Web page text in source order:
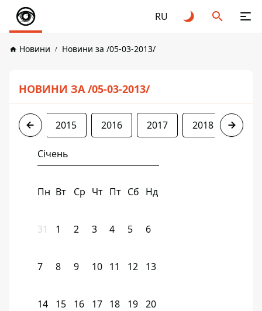
RU
Новини Новини за /05-03-2013/
НОВИНИ ЗА /05-03-2013/
2013 2015 2016 2017 2018 2019
Січень
Пн Вт Ср Чт Пт Сб Нд
31 1 2 3 4 5 6
7 8 9 10 11 12 13
14 15 16 17 18 19 20